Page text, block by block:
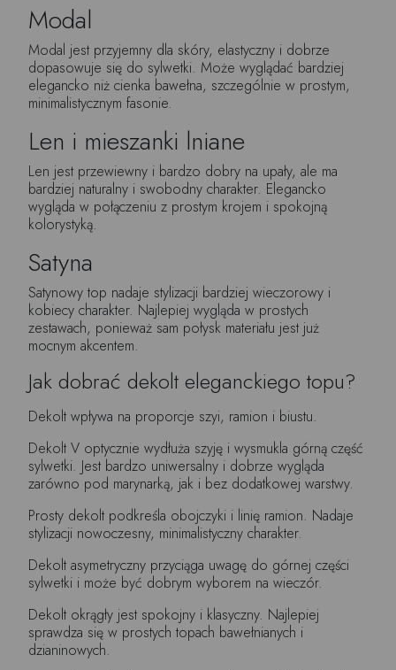
Modal
Modal jest przyjemny dla skóry, elastyczny i dobrze
dopasowuje się do sylwetki. Może wyglądać bardziej
elegancko niż cienka bawełna, szczególnie w prostym,
minimalistycznym fasonie.
Len i mieszanki lniane
Len jest przewiewny i bardzo dobry na upały, ale ma
bardziej naturalny i swobodny charakter. Elegancko
wygląda w połączeniu z prostym krojem i spokojną
kolorystyką.
Satyna
Satynowy top nadaje stylizacji bardziej wieczorowy i
kobiecy charakter. Najlepiej wygląda w prostych
zestawach, ponieważ sam połysk materiału jest już
mocnym akcentem.
Jak dobrać dekolt eleganckiego topu?
Dekolt wpływa na proporcje szyi, ramion i biustu.
Dekolt V optycznie wydłuża szyję i wysmukla górną część
sylwetki. Jest bardzo uniwersalny i dobrze wygląda
zarówno pod marynarką, jak i bez dodatkowej warstwy.
Prosty dekolt podkreśla obojczyki i linię ramion. Nadaje
stylizacji nowoczesny, minimalistyczny charakter.
Dekolt asymetryczny przyciąga uwagę do górnej części
sylwetki i może być dobrym wyborem na wieczór.
Dekolt okrągły jest spokojny i klasyczny. Najlepiej
sprawdza się w prostych topach bawełnianych i
dzianinowych.